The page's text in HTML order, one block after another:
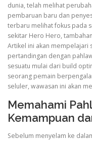
dunia, telah melihat
pembaruan baru dan
terbaru melihat fokus pada
sekitar Hero Hero,
Artikel ini akan mempelajari
pertandingan dengan
sesuatu mulai dari build
seorang pemain
seluler, wawasan ini akan
Memahami
Kemampuan
Sebelum menyelam ke